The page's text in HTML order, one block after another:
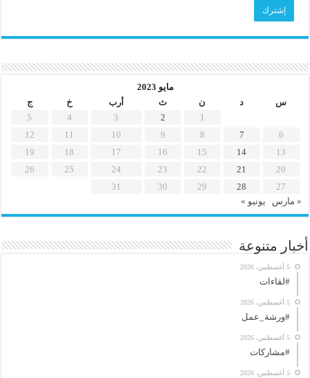
مايو 2023
س
د ن ث أرب خ
ج
1
2
3
4
5
6
7
8
9
10
11
12
13
14
15
16
17
18
19
20
21
22
23
24
25
26
27
28
29
30
31
« مارس
يونيو »
أخبار متنوعة
5 أغسطس، 2026
#لقاءات
5 أغسطس، 2026
#ورشة_عمل
5 أغسطس، 2026
#مشاركات
5 أغسطس، 2026